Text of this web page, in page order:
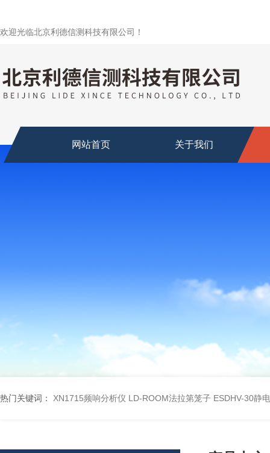
欢迎光临北京利德信测科技有限公司！
网站首页 关于我们
热门关键词： XN1715频响分析仪 LD-ROOM法拉第笼子 ESDHV-30静